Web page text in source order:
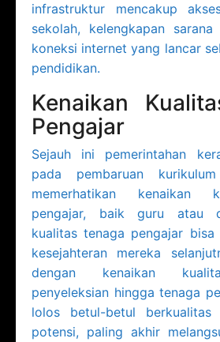
infrastruktur mencakup
sekolah, kelengkapan
koneksi internet yang lancar
pendidikan.
Kenaikan
Pengajar
Sejauh ini pemerintahan
pada pembaruan
memerhatikan kenaikan
pengajar, baik guru atau
kualitas tenaga pengajar bisa
kesejahteran mereka
dengan kenaikan
penyeleksian hingga tenaga
lolos betul-betul berkualitas
potensi, paling akhir